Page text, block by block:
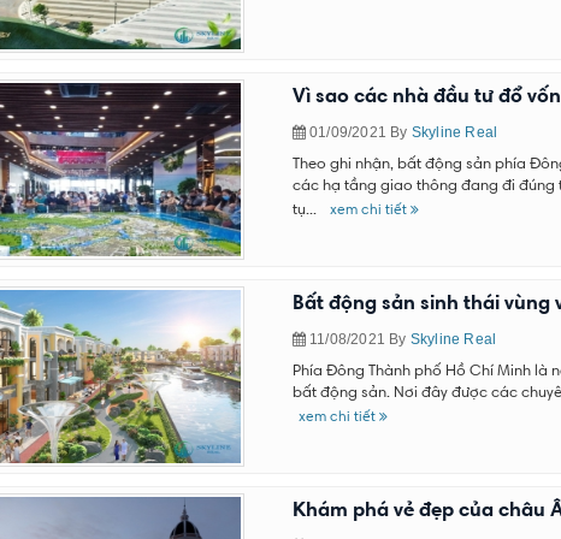
Vì sao các nhà đầu tư đổ
01/09/2021 By Skyline Real
Theo ghi nhận, bất động sản phía
các hạ tầng giao thông đang đi đúng
tụ...
xem chi tiết
Bất động sản sinh thái vùng
11/08/2021 By Skyline Real
Phía Đông Thành phố Hồ Chí Minh là
bất động sản. Nơi đây được các
xem chi tiết
Khám phá vẻ đẹp của châu